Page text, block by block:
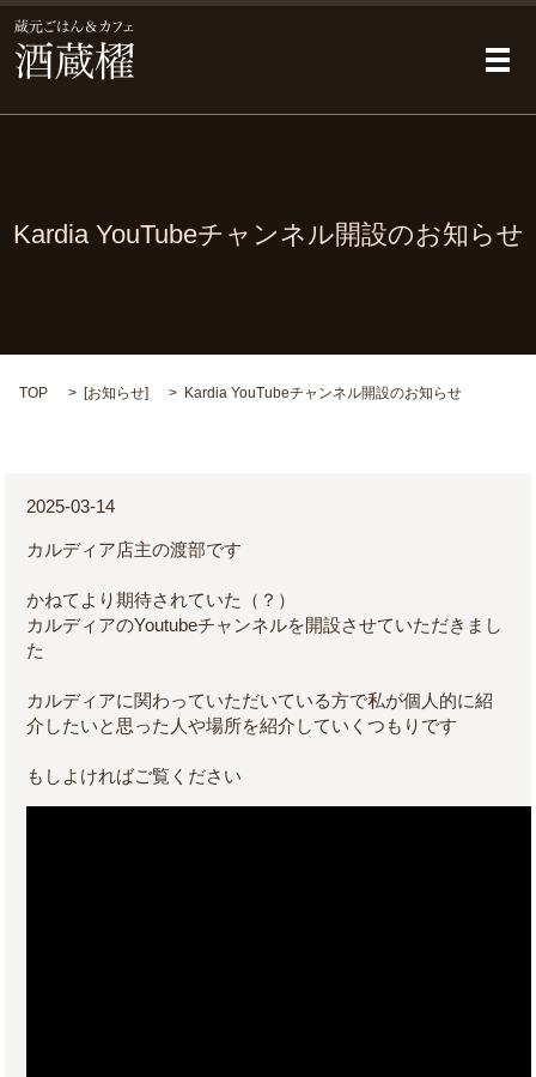
メ
Kardia YouTubeチャンネル開設のお知らせ
TOP [お知らせ] Kardia YouTubeチャンネル開設のお知らせ
2025-03-14
カルディア店主の渡部です
かねてより期待されていた（？）
カルディアのYoutubeチャンネルを開設させていただきまし
た
カルディアに関わっていただいている方で私が個人的に紹
介したいと思った人や場所を紹介していくつもりです
もしよければご覧ください